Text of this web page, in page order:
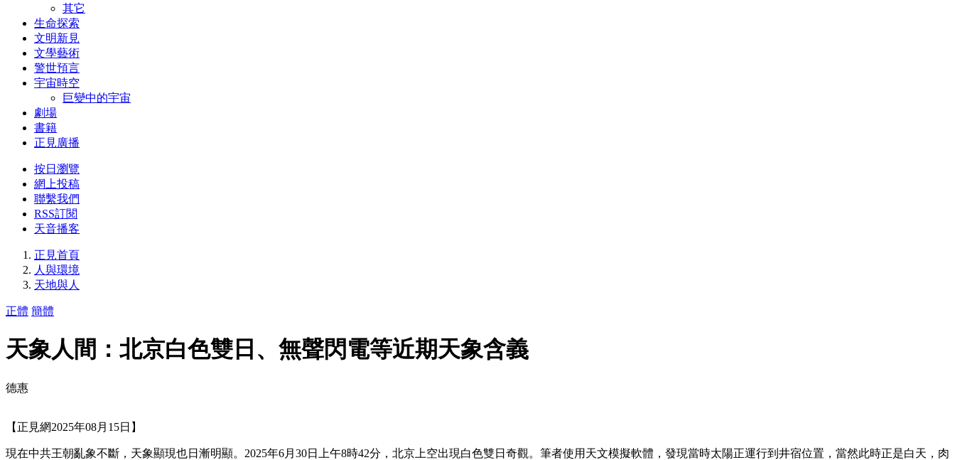
其它
生命探索
文明新見
文學藝術
警世預言
宇宙時空
巨變中的宇宙
劇場
書籍
正見廣播
按日瀏覽
網上投稿
聯繫我們
RSS訂閱
天音播客
正見首頁
人與環境
天地與人
正體 簡體
天象人間：北京白色雙日、無聲閃電等近期天象含義
德惠
【正見網2025年08月15日】
現在中共王朝亂象不斷，天象顯現也日漸明顯。2025年6月30日上午8時42分，北京上空出現白色雙日奇觀。筆者使用天文模擬軟體，發現當時太陽正運行到井宿位置，當然此時正是白天，肉